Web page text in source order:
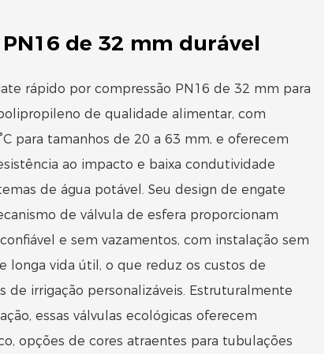
de 32 mm durável
rápido por compressão PN16 de 32 mm para
de qualidade alimentar, com
para tamanhos de 20 a 63 mm, e oferecem
ao impacto e baixa condutividade
de água potável. Seu design de engate
de válvula de esfera proporcionam
e sem vazamentos, com instalação sem
longa vida útil, o que reduz os custos de
de irrigação personalizáveis. Estruturalmente
essas válvulas ecológicas oferecem
opções de cores atraentes para tubulações